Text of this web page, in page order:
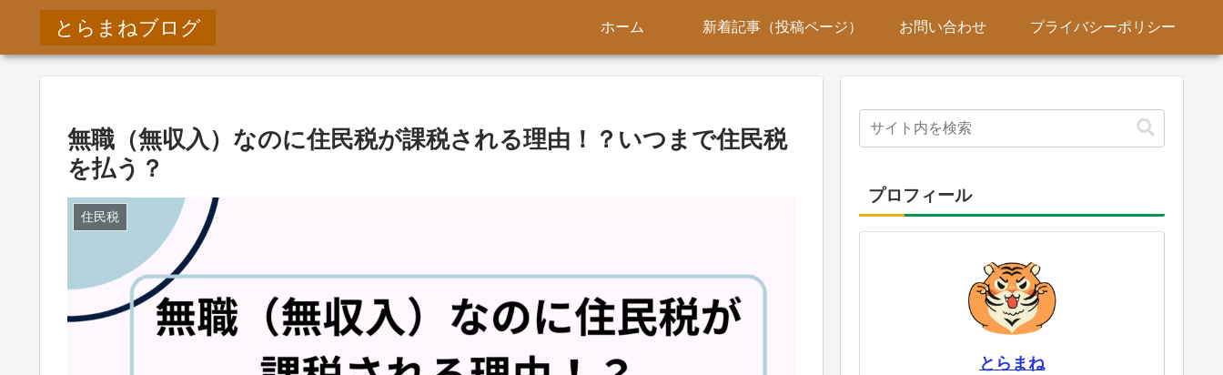
とらまねブログ ホーム 新着記事（投稿ページ） お問い合わせ プライバシーポリシー
無職（無収入）なのに住民税が課税される理由！？いつまで住民税
を払う？
住民税
プロフィール
とらまね